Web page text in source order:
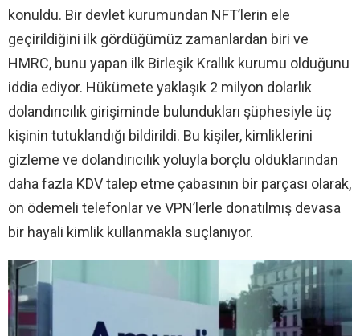
konuldu. Bir devlet kurumundan NFT’lerin ele
geçirildiğini ilk gördüğümüz zamanlardan biri ve
HMRC, bunu yapan ilk Birleşik Krallık kurumu olduğunu
iddia ediyor. Hükümete yaklaşık 2 milyon dolarlık
dolandırıcılık girişiminde bulundukları şüphesiyle üç
kişinin tutuklandığı bildirildi. Bu kişiler, kimliklerini
gizleme ve dolandırıcılık yoluyla borçlu olduklarından
daha fazla KDV talep etme çabasının bir parçası olarak,
ön ödemeli telefonlar ve VPN’lerle donatılmış devasa
bir hayali kimlik kullanmakla suçlanıyor.